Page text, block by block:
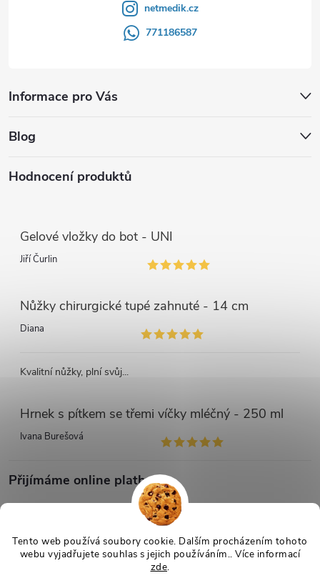
Tento web používá soubory cookie. Dalším procházením tohoto
webu vyjadřujete souhlas s jejich používáním.. Více informací
zde.
Informace pro Vás
netmedik.cz
771186587
Blog
Hodnocení produktů
Gelové vložky do bot - UNI
Jiří Čurlin
Nůžky chirurgické tupé zahnuté - 14 cm
Diana
Kvalitní nůžky, plní svůj...
Hrnek s pítkem se třemi víčky mléčný - 250 ml
Ivana Burešová
Přijímáme online platby
. Všechna práva vyhrazena.